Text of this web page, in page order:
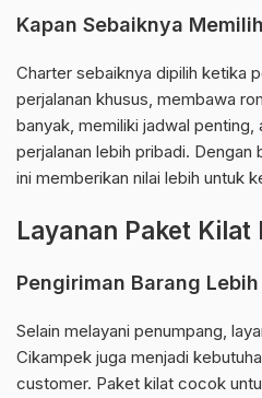
Kapan Sebaiknya
Charter sebaiknya dipilih ketika
perjalanan khusus, membawa
banyak, memiliki jadwal penting,
perjalanan lebih pribadi. Dengan
ini memberikan nilai lebih untuk
Layanan Paket
Pengiriman Barang
Selain melayani penumpang,
Cikampek juga menjadi
customer. Paket kilat cocok